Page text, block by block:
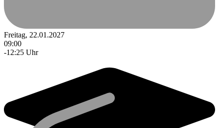
Freitag, 22.01.2027
09:00
-12:25 Uhr